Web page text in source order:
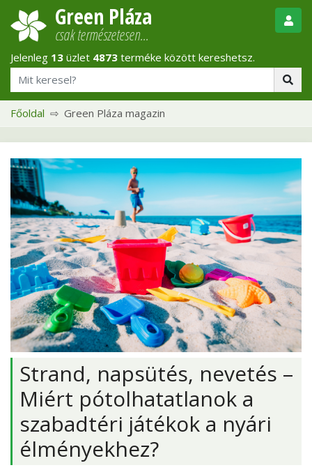
Green Pláza
csak természetesen…
Jelenleg 13 üzlet 4873 terméke között kereshetsz.
Főoldal Green Pláza magazin
Strand, napsütés, nevetés –
Miért pótolhatatlanok a
szabadtéri játékok a nyári
élményekhez?